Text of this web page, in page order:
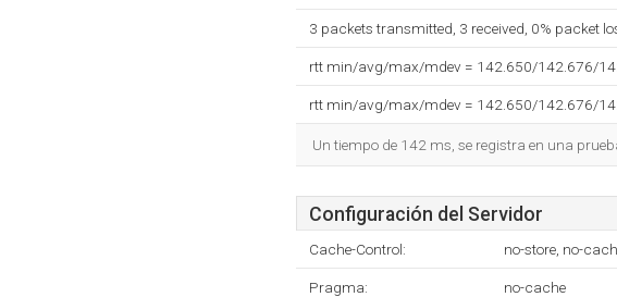
3 packets transmitted, 3 received, 0% packet
rtt min/avg/max/mdev = 142.650/142.676/
rtt min/avg/max/mdev = 142.650/142.676/
Un tiempo de 142 ms, se registra en una
Configuración del Servidor
Cache-Control: no-store, no-
Pragma: no-cache